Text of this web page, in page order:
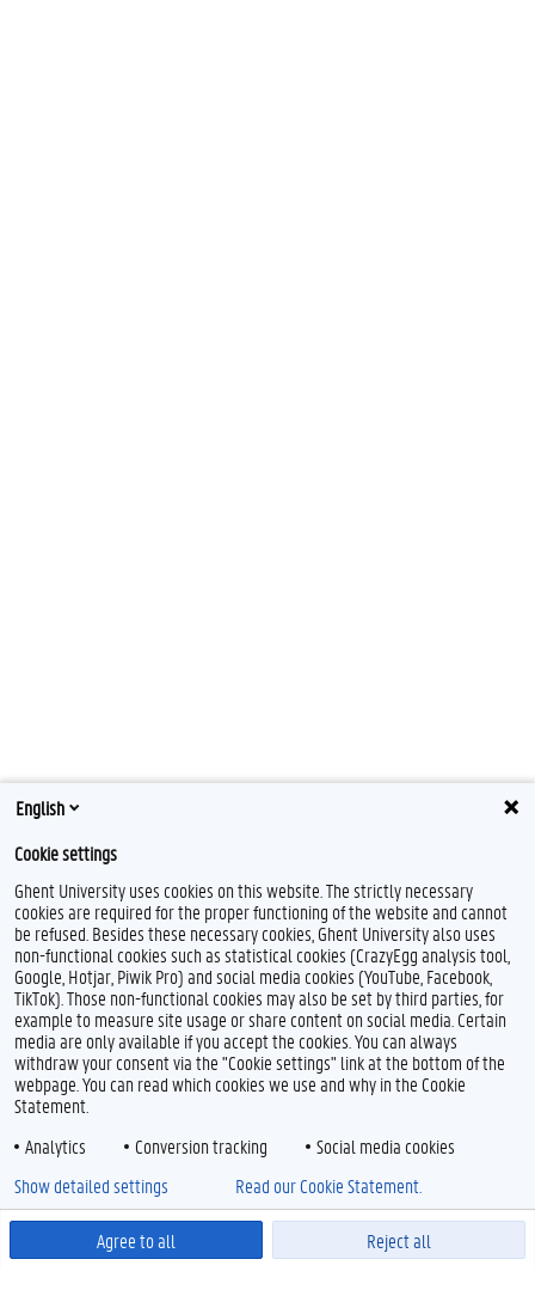
English
Cookie settings
Ghent University uses cookies on this website. The strictly necessary
cookies are required for the proper functioning of the website and cannot
be refused. Besides these necessary cookies, Ghent University also uses
non-functional cookies such as statistical cookies (CrazyEgg analysis tool,
Google, Hotjar, Piwik Pro) and social media cookies (YouTube, Facebook,
TikTok). Those non-functional cookies may also be set by third parties, for
example to measure site usage or share content on social media. Certain
media are only available if you accept the cookies. You can always
withdraw your consent via the "Cookie settings" link at the bottom of the
webpage. You can read which cookies we use and why in the Cookie
Statement.
Analytics
Conversion tracking Social media cookies
Agree to all Reject all
Show detailed settings Read our Cookie Statement.